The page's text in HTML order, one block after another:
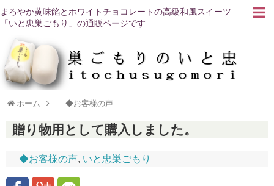
まろやか黄味餡とホワイトチョコレートの高級和風スイーツ
「いと忠巣ごもり」の通販ページです
ホーム ◆お客様の声
贈り物用として購入しました。
◆お客様の声, いと忠巣ごもり